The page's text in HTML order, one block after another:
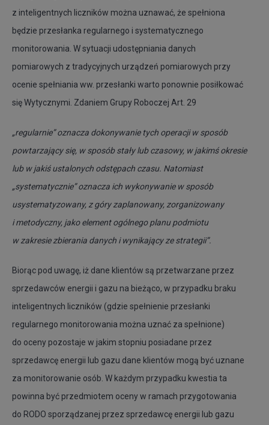
z inteligentnych liczników można uznawać, że spełniona
będzie przesłanka regularnego i systematycznego
monitorowania. W sytuacji udostępniania danych
pomiarowych z tradycyjnych urządzeń pomiarowych przy
ocenie spełniania ww. przesłanki warto ponownie posiłkować
się Wytycznymi. Zdaniem Grupy Roboczej Art. 29
„regularnie”oznacza dokonywanie tych operacji w sposób
powtarzający się, w sposób stały lub czasowy, w jakimś okresie
lub w jakiś ustalonych odstępach czasu. Natomiast
„systematycznie” oznacza ich wykonywanie w sposób
usystematyzowany, z góry zaplanowany, zorganizowany
i metodyczny, jako element ogólnego planu podmiotu
w zakresie zbierania danych i wynikający ze strategii”.
Biorąc pod uwagę, iż dane klientów są przetwarzane przez
sprzedawców energii i gazu na bieżąco, w przypadku braku
inteligentnych liczników (gdzie spełnienie przesłanki
regularnego monitorowania można uznać za spełnione)
do oceny pozostaje w jakim stopniu posiadane przez
sprzedawcę energii lub gazu dane klientów mogą być uznane
za monitorowanie osób. W każdym przypadku kwestia ta
powinna być przedmiotem oceny w ramach przygotowania
do RODO sporządzanej przez sprzedawcę energii lub gazu